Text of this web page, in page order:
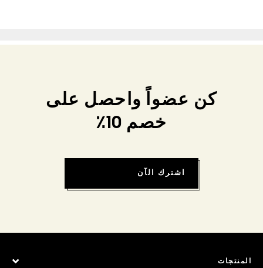
كن عضواً واحصل على
خصم 10٪
اشترك الآن
المنتجات